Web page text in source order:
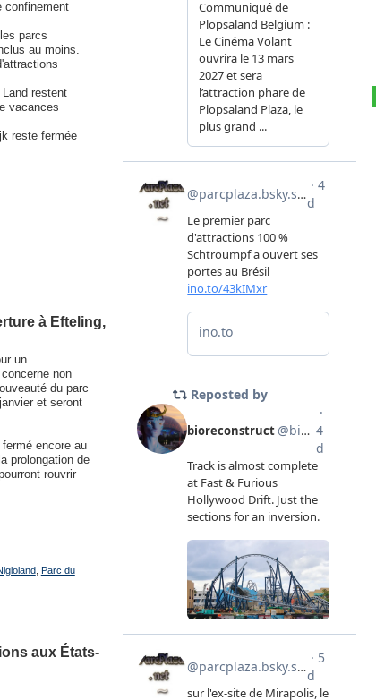
confinement
parcs
au moins.
restent
vacances
reste fermée
à Efteling,
un
non
du parc
et seront
encore au
prolongation de
rouvrir
, Parc du
aux États-